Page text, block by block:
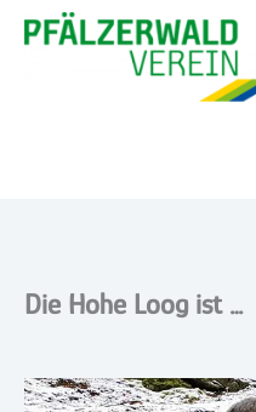
Zum
Inhalt
Die Hohe Loog ist …